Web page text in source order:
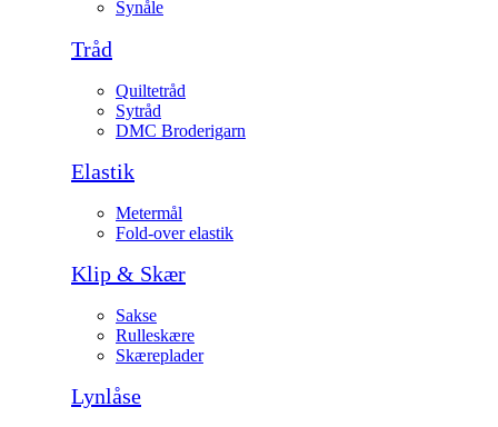
Synåle
Tråd
Quiltetråd
Sytråd
DMC Broderigarn
Elastik
Metermål
Fold-over elastik
Klip & Skær
Sakse
Rulleskære
Skæreplader
Lynlåse